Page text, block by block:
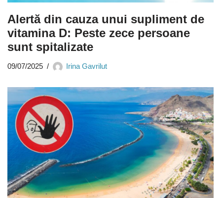
Alertă din cauza unui supliment de
vitamina D: Peste zece persoane
sunt spitalizate
09/07/2025 Irina Gavrilut